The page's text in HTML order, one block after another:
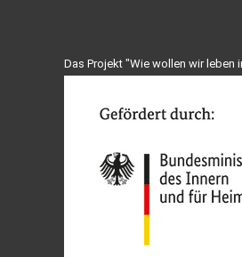
Das Projekt "Wie wollen wir leben